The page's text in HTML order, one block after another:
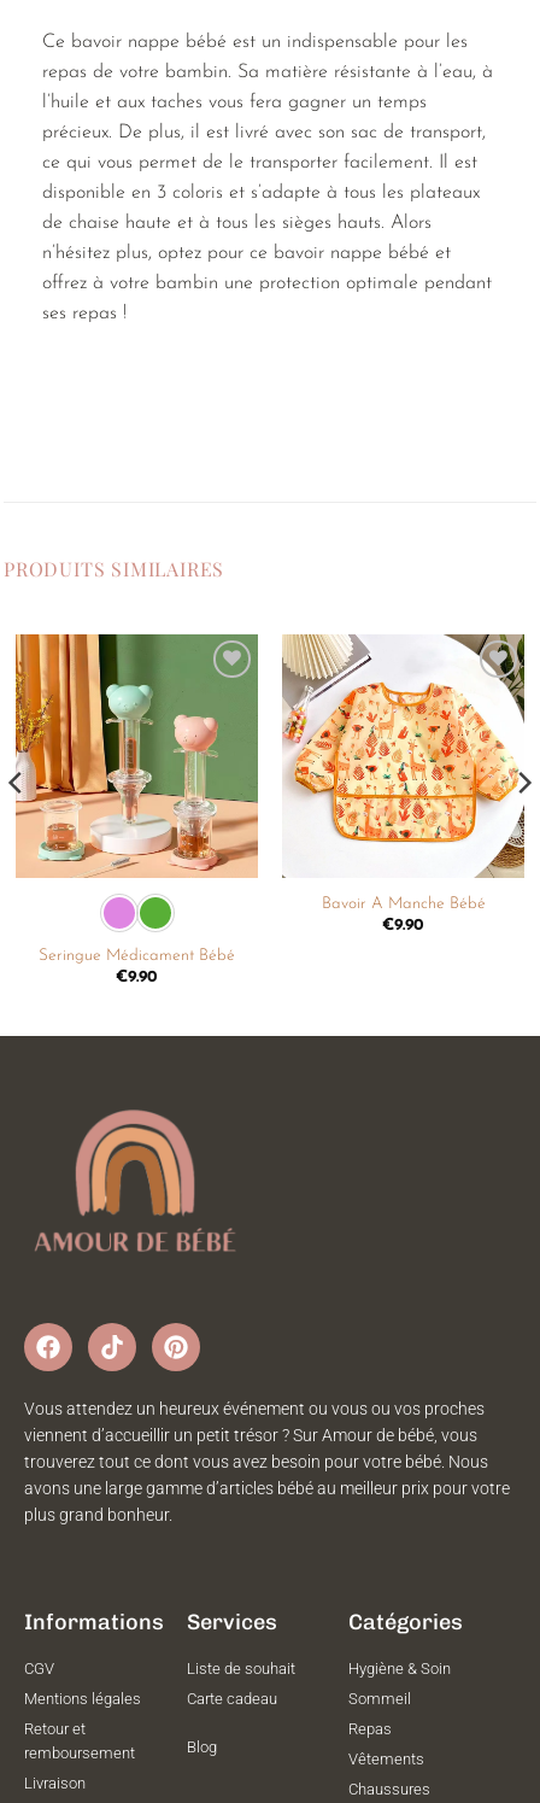
Ce bavoir nappe bébé est un indispensable pour les
repas de votre bambin. Sa matière résistante à l’eau, à
l’huile et aux taches vous fera gagner un temps
précieux. De plus, il est livré avec son sac de transport,
ce qui vous permet de le transporter facilement. Il est
disponible en 3 coloris et s’adapte à tous les plateaux
de chaise haute et à tous les sièges hauts. Alors
n’hésitez plus, optez pour ce bavoir nappe bébé et
offrez à votre bambin une protection optimale pendant
ses repas !
PRODUITS SIMILAIRES
liste de
souhaits
Seringue Médicament Bébé
€9.90
Ajouter
à la
liste de
souhaits
Bavoir A Manche Bébé
€9.90
Vous attendez un heureux événement ou vous ou vos proches
viennent d’accueillir un petit trésor ? Sur Amour de bébé, vous
trouverez tout ce dont vous avez besoin pour votre bébé. Nous
avons une large gamme d’articles bébé au meilleur prix pour votre
plus grand bonheur.
Informations
CGV
Mentions légales
Retour et
remboursement
Livraison
Services
Liste de souhait
Carte cadeau
Blog
Catégories
Hygiène & Soin
Sommeil
Repas
Vêtements
Chaussures